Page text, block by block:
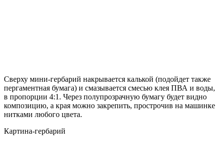
Сверху мини-гербарий накрывается калькой (подойдет также
пергаментная бумага) и смазывается смесью клея ПВА и воды,
в пропорции 4:1. Через полупрозрачную бумагу будет видно
композицию, а края можно закрепить, прострочив на машинке
нитками любого цвета.
Картина-гербарий